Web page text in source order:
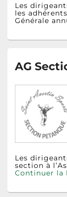
Les
les
Générale
AG
Les
section à
Continuer la